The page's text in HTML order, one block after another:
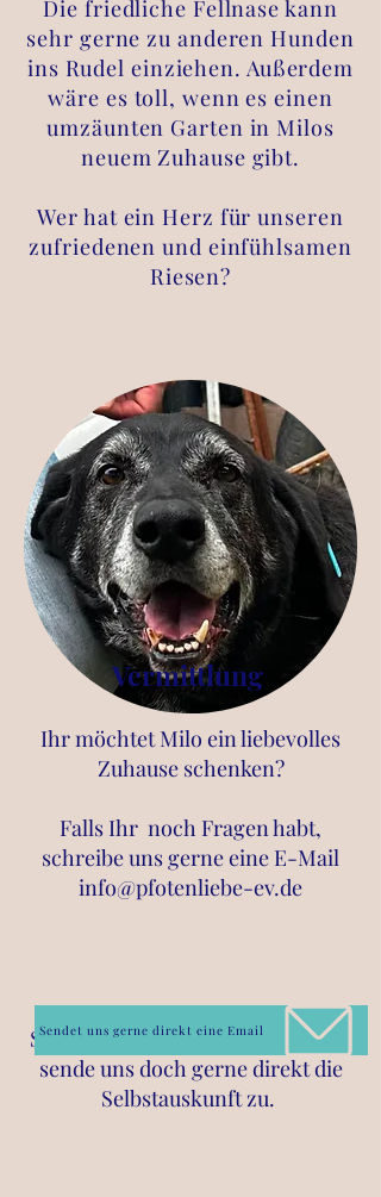
Die friedliche Fellnase kann
sehr gerne zu anderen Hunden
ins Rudel einziehen. Außerdem
wäre es toll, wenn es einen
umzäunten Garten in Milos
neuem Zuhause gibt.
Wer hat ein Herz für unseren
zufriedenen und einfühlsamen
Riesen?
Vermittlung
Ihr möchtet Milo ein liebevolles
Zuhause schenken?
Falls Ihr noch Fragen habt,
schreibe uns gerne eine E-Mail
info@pfotenliebe-ev.de
Seid Ihr Euch schon sicher? Dann
sende uns doch gerne direkt die
Selbstauskunft zu.
Sendet uns gerne direkt eine Email